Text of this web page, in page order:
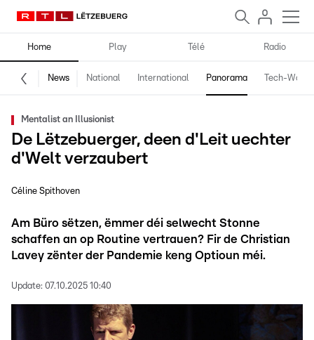
Home Play Télé Radio
News National International Panorama Tech-World
Mentalist an Illusionist
De Lëtzebuerger, deen d'Leit uechter
d'Welt verzaubert
Céline Spithoven
Am Büro sëtzen, ëmmer déi selwecht Stonne
schaffen an op Routine vertrauen? Fir de Christian
Lavey zënter der Pandemie keng Optioun méi.
Update: 07.10.2025 10:40